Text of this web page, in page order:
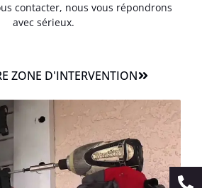
contacter, nous vous répondrons
avec sérieux.
ZONE D'INTERVENTION